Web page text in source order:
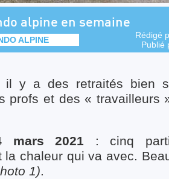
alpine en semaine
ALPINE
Rédigé
Publié
il y a des retraités bien
profs et des « travailleurs
mars 2021 : cinq
la chaleur qui va avec.
1).